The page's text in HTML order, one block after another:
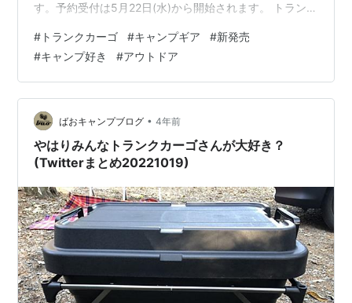
す。予約受付は5月22日(水)から開始されます。 トランク
仕様 開発背景 ソフトクーラーのメリット ソフトケース
とハードケースの強みを両立 ドリンクスペースや作業台
としての活用 まとめて収納可能 ソフトクーラー 14Lの詳
細 水を通さない丈夫な生地 優れた保冷効果 持ち運びに
便利なショルダーベルト付き 使いやすいバンジーコード
…
# トランクカーゴ #キャンプギア #新発売
#キャンプ好き #アウトドア
ばおキャンプブログ • 4年前
やはりみんなトランクカーゴさんが大好き？
(Twitterまとめ20221019)